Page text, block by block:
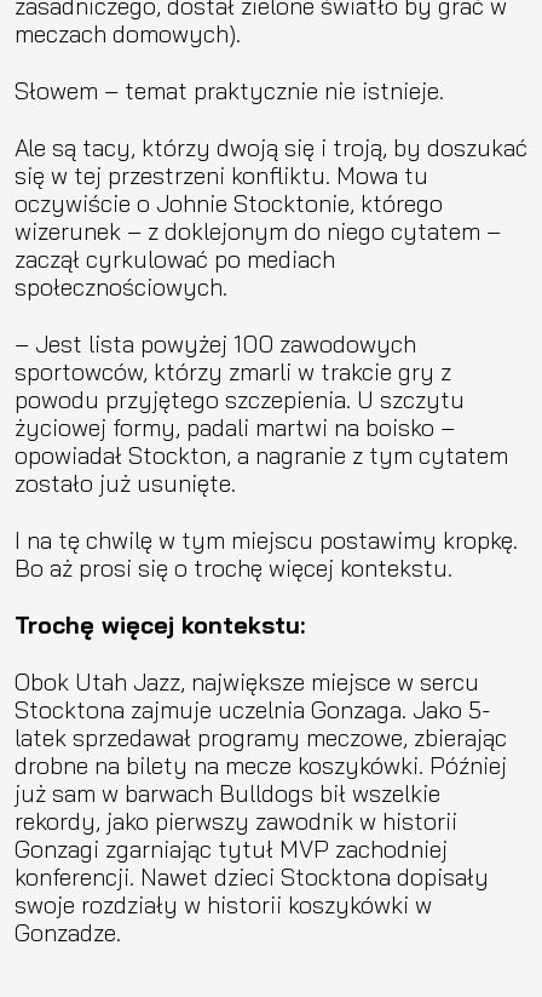
meczach domowych).
Słowem – temat praktycznie nie istnieje.
Ale są tacy, którzy dwoją się i troją, by doszukać
się w tej przestrzeni konfliktu. Mowa tu
oczywiście o Johnie Stocktonie, którego
wizerunek – z doklejonym do niego cytatem –
zaczął cyrkulować po mediach
społecznościowych.
– Jest lista powyżej 100 zawodowych
sportowców, którzy zmarli w trakcie gry z
powodu przyjętego szczepienia. U szczytu
życiowej formy, padali martwi na boisko –
opowiadał Stockton, a nagranie z tym cytatem
zostało już usunięte.
I na tę chwilę w tym miejscu postawimy kropkę.
Bo aż prosi się o trochę więcej kontekstu.
Trochę więcej kontekstu:
Obok Utah Jazz, największe miejsce w sercu
Stocktona zajmuje uczelnia Gonzaga. Jako 5-
latek sprzedawał programy meczowe, zbierając
drobne na bilety na mecze koszykówki. Później
już sam w barwach Bulldogs bił wszelkie
rekordy, jako pierwszy zawodnik w historii
Gonzagi zgarniając tytuł MVP zachodniej
konferencji. Nawet dzieci Stocktona dopisały
swoje rozdziały w historii koszykówki w
Gonzadze.